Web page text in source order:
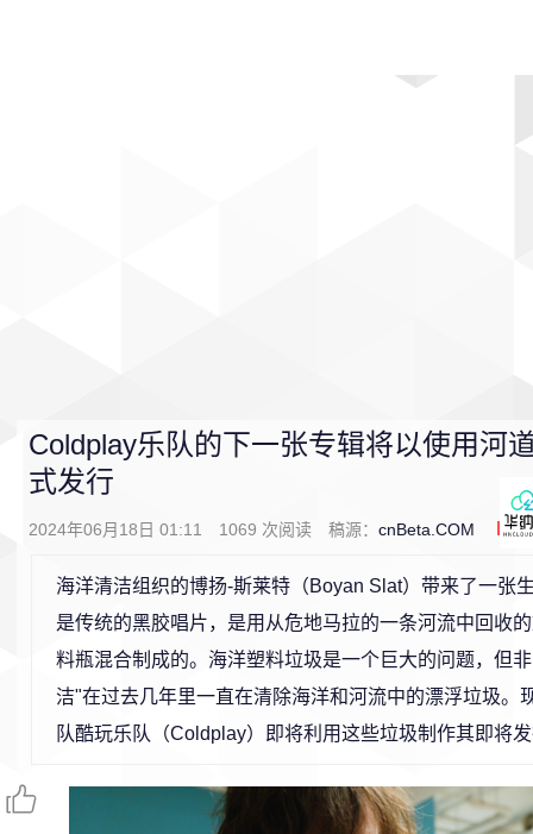
Coldplay乐队的下一张专辑将以使用河
式发行
2024年06月18日 01:11 1069 次阅读 稿源： cnBeta.COM 1
海洋清洁组织的博扬-斯莱特（Boyan Slat）带来了一张
是传统的黑胶唱片，是用从危地马拉的一条河流中回收
料瓶混合制成的。海洋塑料垃圾是一个巨大的问题，但
洁"在过去几年里一直在清除海洋和河流中的漂浮垃圾。
队酷玩乐队（Coldplay）即将利用这些垃圾制作其即将